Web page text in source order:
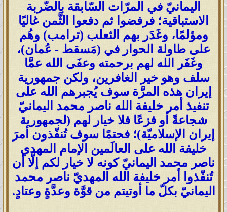
اليمانيّ في المرّات السّابقة بالضّربة
الاستباقية؛ فرفضوا ثم دفعوا الثَّمن غاليًا
ومؤلمًا، وغَدَر بهم الثعلب (ترامب) وهُم
على طاولة الحوار في (مَسقط - عُمان)،
وغَفَر الله لهم برحمته وعفَى الله عمَّا
سلف وهو خير الغافرين، ولكن جمهورية
إيران هذه المرَّة سوف يُجبرهم الله على
تنفيذ أمر خليفة الله ناصر محمد اليمانيّ
شجاعةً أو فزعًا فلا خيار لهم (لجمهورية
إيران الإسلاميّة)؛ فحتمًا سوف تُنفّذون أمرَ
خليفة الله على العالَمين الإمام المهدي
ناصر محمد اليمانيّ كونه لا خيار لكم إلَّا أن
تُنفّذوا أمر خليفة الله المهديّ ناصر محمد
اليمانيّ بكلّ ما أوتيتم من قوَّة وعدَّةٍ وعتادٍ.